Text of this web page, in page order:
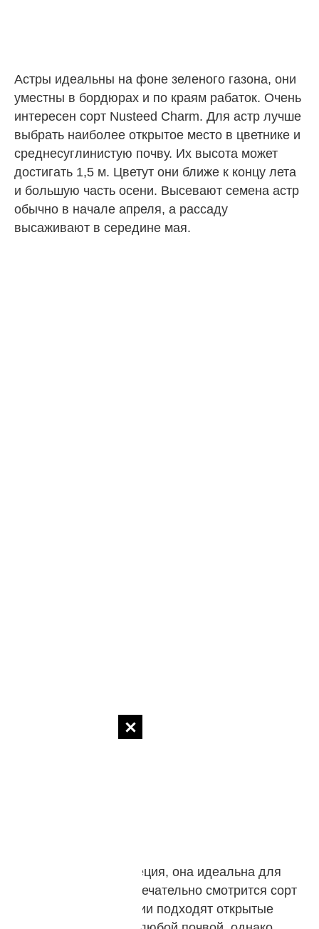
Астры идеальны на фоне зеленого газона, они
уместны в бордюрах и по краям рабаток. Очень
интересен сорт Nusteed Charm. Для астр лучше
выбрать наиболее открытое место в цветнике и
среднесуглинистую почву. Их высота может
достигать 1,5 м. Цветут они ближе к концу лета
и большую часть осени. Высевают семена астр
обычно в начале апреля, а рассаду
высаживают в середине мая.
Очень красива и годеция, она идеальна для
клумб и рабаток. Замечательно смотрится сорт
Рембрант. Для годеции подходят открытые